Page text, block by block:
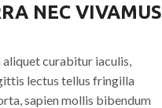
NEC VIVAMUS
curabitur iaculis,
lectus tellus fringilla
sapien mollis bibendum